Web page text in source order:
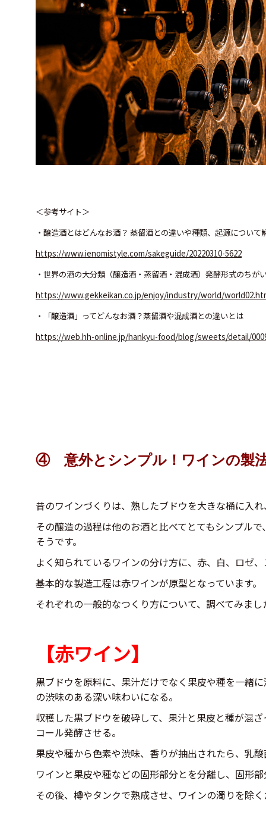
＜参考サイト＞
・醸造酒とはどんなお酒？ 蒸留酒との違いや種類、起源につい
https://www.ienomistyle.com/sakeguide/20220310-5622
・世界の酒の大分類（醸造酒・蒸留酒・混成酒）発酵形式のちが
https://www.gekkeikan.co.jp/enjoy/industry/world/
・「醸造酒」ってどんなお酒？蒸留酒や混成酒との違いとは
https://web.hh-online.jp/hankyu-food/blog/sweets/detail/
④ 意外とシンプル！ワインの製
昔のワインづくりは、熟したブドウを大きな桶に入
その醸造の過程は他のお酒と比べてとてもシンプル
そうです。
よく知られているワインの分け方に、赤、白、ロゼ
基本的な製造工程は赤ワインが原型となっています。
それぞれの一般的なつくり方について、調べてみまし
【赤ワイン】
黒ブドウを原料に、果汁だけでなく果皮や種を一緒
の渋味のある深い味わいになる。
収穫した黒ブドウを破砕して、果汁と果皮と種が混
コール発酵させる。
果皮や種から色素や渋味、香りが抽出されたら、乳
ワインと果皮や種などの固形部分とを分離し、固形
その後、樽やタンクで熟成させ、ワインの濁りを除